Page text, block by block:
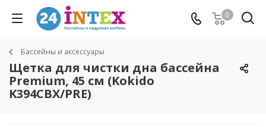
0
Бассейны и аксессуары
Щетка для чистки дна бассейна
Premium, 45 см (Kokido
K394CBX/PRE)